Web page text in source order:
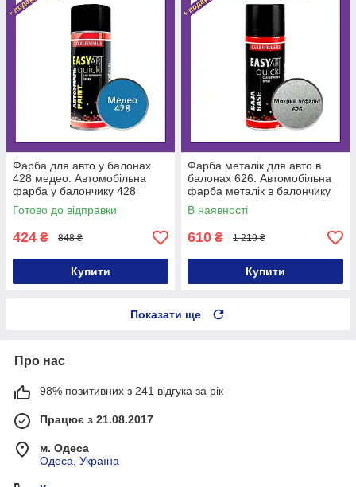
Фарба для авто у балонах
428 медео. Автомобільна
фарба у балончику 428
медео
Готово до відправки
424 ₴ 848 ₴
Купити
Фарба металік для авто в
балонах 626. Автомобільна
фарба металік в балончику
626 мокрий асфальт
В наявності
610 ₴ 1 219 ₴
Купити
Показати ще
Про нас
98% позитивних з 241 відгука за рік
Працює з 21.08.2017
м. Одеса
Одеса, Україна